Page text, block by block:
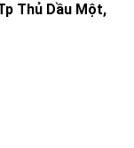
Thủ Dầu Một,